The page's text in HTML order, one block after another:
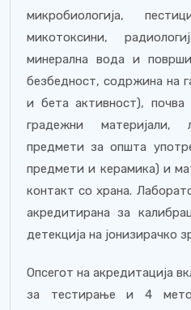
микробиологија,
микотоксини,
минерална вода и
безбедност, содржина на
и бета активност),
градежни материјали,
предмети за општа
предмети и керамика) и
контакт со храна.
акредитирана за
детекција на јонизирачко
Опсегот на акредитација
за тестирање и 4